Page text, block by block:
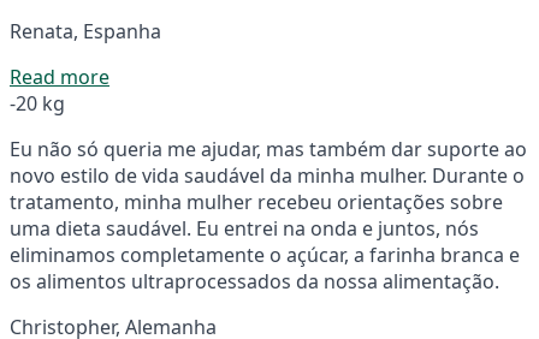
Renata, Espanha
Read more
-20 kg
Eu não só queria me ajudar, mas também dar suporte ao
novo estilo de vida saudável da minha mulher. Durante o
tratamento, minha mulher recebeu orientações sobre
uma dieta saudável. Eu entrei na onda e juntos, nós
eliminamos completamente o açúcar, a farinha branca e
os alimentos ultraprocessados da nossa alimentação.
Christopher, Alemanha